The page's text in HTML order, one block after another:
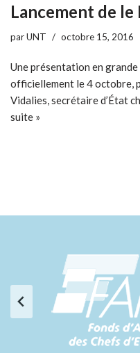
Lancement de le
parUNT octobre 15, 2016
Une présentation en
officiellement le 4 octobre,
Vidalies, secrétaire d’État
suite »